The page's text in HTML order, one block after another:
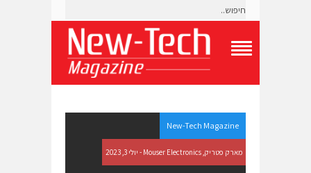
g
l
e
N
a
New-Tech Magazine
מארק פטריק, Mouser Electronics - יולי 3, 2023